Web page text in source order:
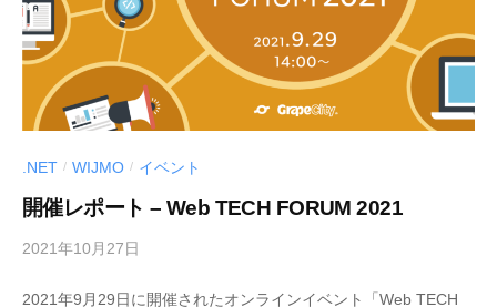
.NET / WIJMO / イベント
開催レポート – Web TECH FORUM 2021
2021年10月27日
M
2021年9月29日に開催されたオンラインイベント「Web TECH